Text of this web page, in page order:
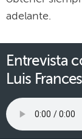
adelante.
Entrevista
Luis